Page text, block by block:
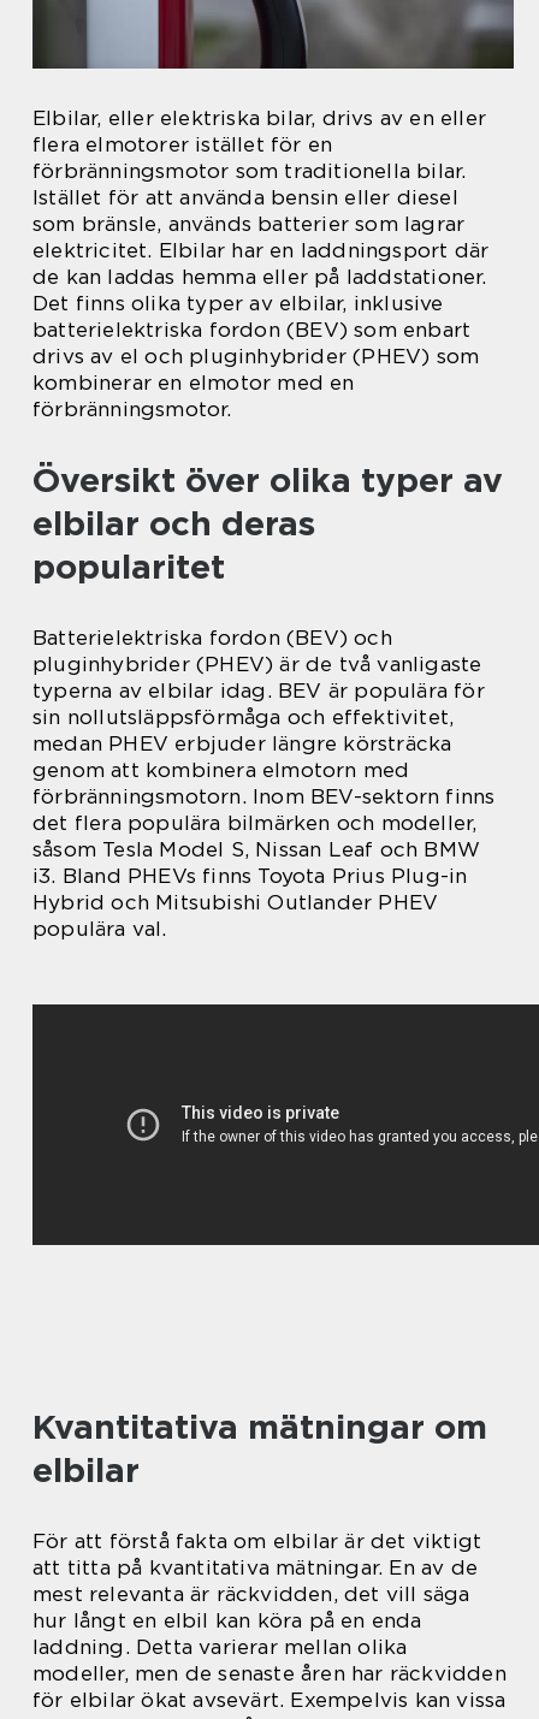
Elbilar, eller elektriska bilar, drivs av en eller
flera elmotorer istället för en
förbränningsmotor som traditionella bilar.
Istället för att använda bensin eller diesel
som bränsle, används batterier som lagrar
elektricitet. Elbilar har en laddningsport där
de kan laddas hemma eller på laddstationer.
Det finns olika typer av elbilar, inklusive
batterielektriska fordon (BEV) som enbart
drivs av el och pluginhybrider (PHEV) som
kombinerar en elmotor med en
förbränningsmotor.
Översikt över olika typer av
elbilar och deras
popularitet
Batterielektriska fordon (BEV) och
pluginhybrider (PHEV) är de två vanligaste
typerna av elbilar idag. BEV är populära för
sin nollutsläppsförmåga och effektivitet,
medan PHEV erbjuder längre körsträcka
genom att kombinera elmotorn med
förbränningsmotorn. Inom BEV-sektorn finns
det flera populära bilmärken och modeller,
såsom Tesla Model S, Nissan Leaf och BMW
i3. Bland PHEVs finns Toyota Prius Plug-in
Hybrid och Mitsubishi Outlander PHEV
populära val.
Kvantitativa mätningar om
elbilar
För att förstå fakta om elbilar är det viktigt
att titta på kvantitativa mätningar. En av de
mest relevanta är räckvidden, det vill säga
hur långt en elbil kan köra på en enda
laddning. Detta varierar mellan olika
modeller, men de senaste åren har räckvidden
för elbilar ökat avsevärt. Exempelvis kan vissa